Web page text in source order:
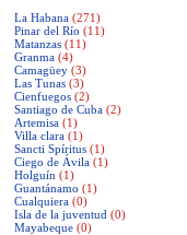
La Habana (271)
Pinar del Río (11)
Matanzas (11)
Granma (4)
Camagüey (3)
Las Tunas (3)
Cienfuegos (2)
Santiago de Cuba (2)
Artemisa (1)
Villa clara (1)
Sancti Spíritus (1)
Ciego de Ávila (1)
Holguín (1)
Guantánamo (1)
Cualquiera (0)
Isla de la juventud (0)
Mayabeque (0)